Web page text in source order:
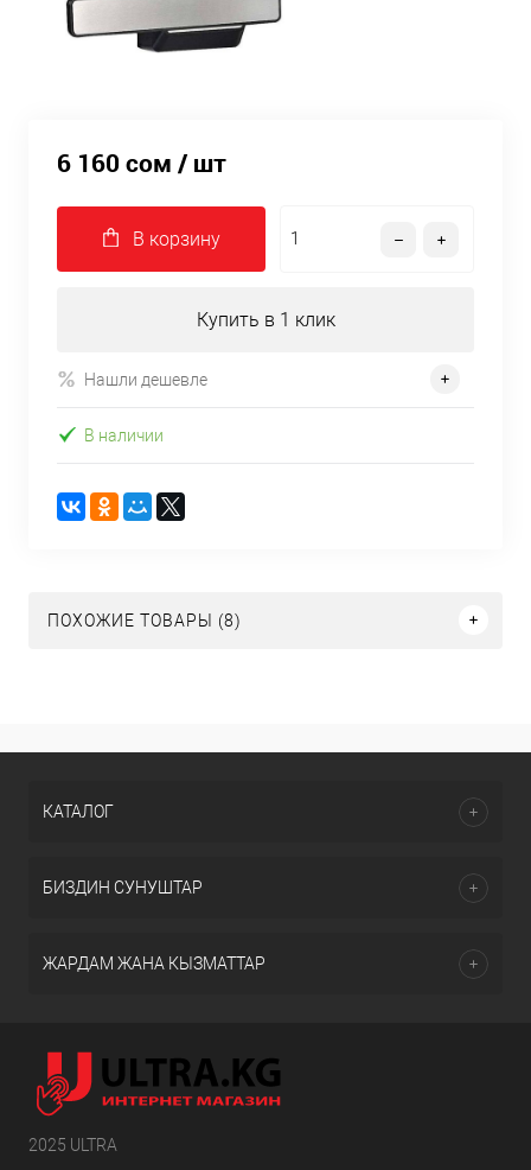
6 160 сом / шт
В корзину
Купить в 1 клик
Нашли дешевле
В наличии
ПОХОЖИЕ ТОВАРЫ (8)
КАТАЛОГ
БИЗДИН СУНУШТАР
ЖАРДАМ ЖАНА КЫЗМАТТАР
2025 ULTRA